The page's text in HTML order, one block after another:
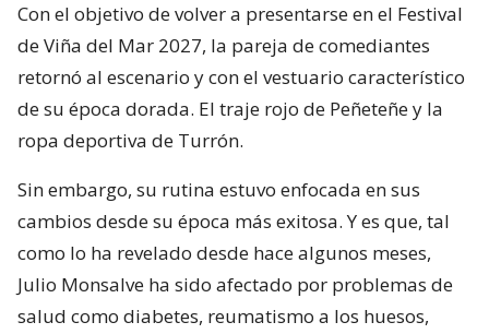
Con el objetivo de volver a presentarse en el Festival
de Viña del Mar 2027, la pareja de comediantes
retornó al escenario y con el vestuario característico
de su época dorada. El traje rojo de Peñeteñe y la
ropa deportiva de Turrón.
Sin embargo, su rutina estuvo enfocada en sus
cambios desde su época más exitosa. Y es que, tal
como lo ha revelado desde hace algunos meses,
Julio Monsalve ha sido afectado por problemas de
salud como diabetes, reumatismo a los huesos,